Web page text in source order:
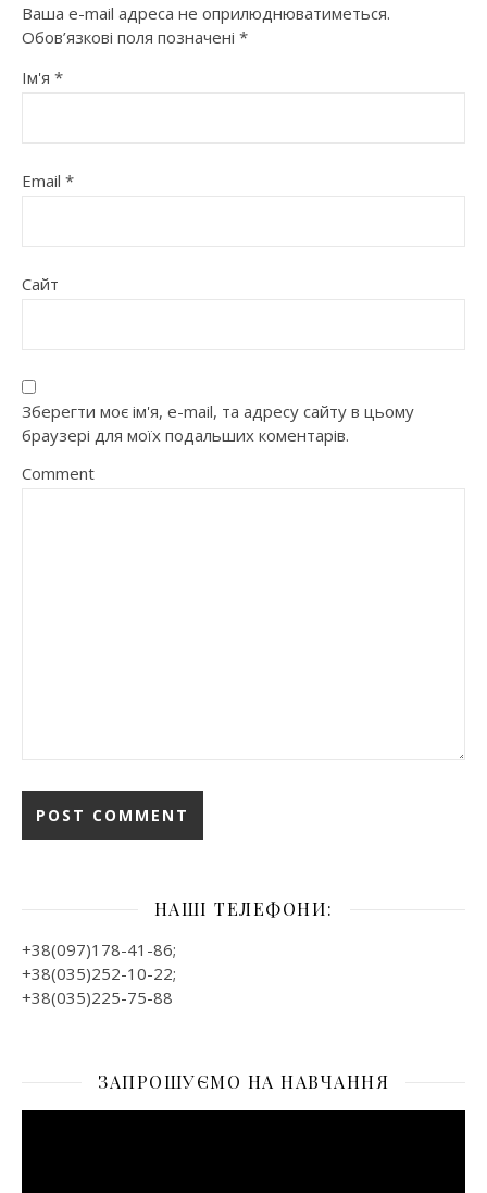
Ваша e-mail адреса не оприлюднюватиметься.
Обов’язкові поля позначені *
Ім'я *
Email *
Сайт
Зберегти моє ім'я, e-mail, та адресу сайту в цьому
браузері для моїх подальших коментарів.
Comment
НАШІ ТЕЛЕФОНИ:
+38(097)178-41-86;
+38(035)252-10-22;
+38(035)225-75-88
ЗАПРОШУЄМО НА НАВЧАННЯ
Відеопрогравач